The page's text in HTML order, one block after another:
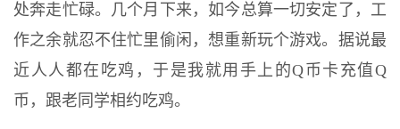
处奔走忙碌。几个月下来，如今总算一切安定了，工
作之余就忍不住忙里偷闲，想重新玩个游戏。据说最
近人人都在吃鸡，于是我就用手上的Q币卡充值Q
币，跟老同学相约吃鸡。